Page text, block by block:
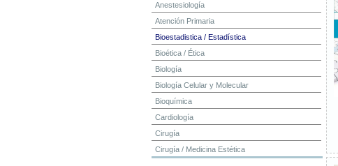
Anestesiología
Atención Primaria
Bioestadistica / Estadística
Bioética / Ética
Biología
Biología Celular y Molecular
Bioquímica
Cardiología
Cirugía
Cirugía / Medicina Estética